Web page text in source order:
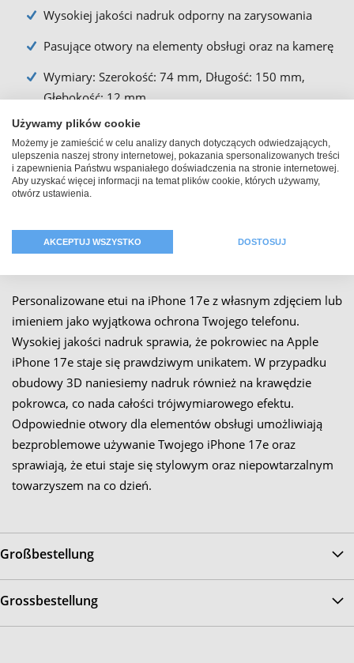
Wysokiej jakości nadruk odporny na zarysowania
Pasujące otwory na elementy obsługi oraz na kamerę
Wymiary: Szerokość: 74 mm, Długość: 150 mm,
Głębokość: 12 mm
Powierzchnia nadruku: 113 mm x 180 mm
Widoczna powierzchnia nadruku: 74 mm x 149 mm
Beschreibung
Personalizowane etui na iPhone 17e z własnym zdjęciem lub
imieniem jako wyjątkowa ochrona Twojego telefonu.
Wysokiej jakości nadruk sprawia, że pokrowiec na Apple
iPhone 17e staje się prawdziwym unikatem. W przypadku
obudowy 3D naniesiemy nadruk również na krawędzie
pokrowca, co nada całości trójwymiarowego efektu.
Odpowiednie otwory dla elementów obsługi umożliwiają
bezproblemowe używanie Twojego iPhone 17e oraz
sprawiają, że etui staje się stylowym oraz niepowtarzalnym
towarzyszem na co dzień.
Großbestellung
Grossbestellung
Używamy plików cookie
Możemy je zamieścić w celu analizy danych dotyczących odwiedzających,
ulepszenia naszej strony internetowej, pokazania spersonalizowanych treści
i zapewnienia Państwu wspaniałego doświadczenia na stronie internetowej.
Aby uzyskać więcej informacji na temat plików cookie, których używamy,
otwórz ustawienia.
AKCEPTUJ WSZYSTKO DOSTOSUJ